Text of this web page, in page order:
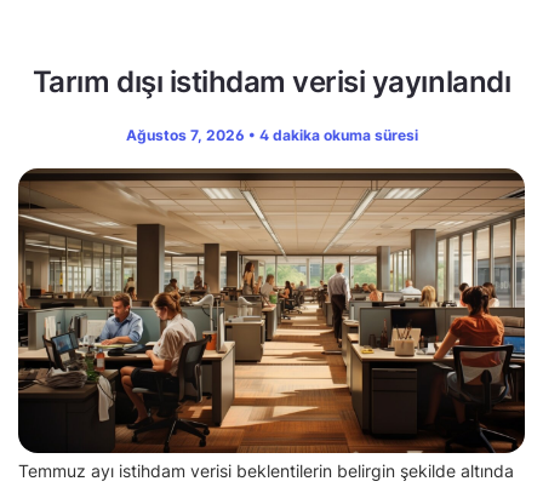
Tarım dışı istihdam verisi yayınlandı
Ağustos 7, 2026 • 4 dakika okuma süresi
Temmuz ayı istihdam verisi beklentilerin belirgin şekilde altında